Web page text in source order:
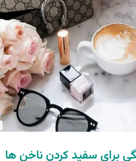
برای سفید کردن ناخن ها